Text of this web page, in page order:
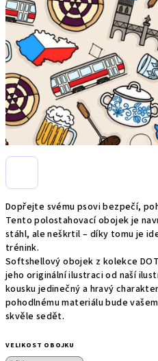
Dopřejte svému psovi bezpečí,
Tento polostahovací obojek je
stáhl, ale neškrtil – díky tomu je
trénink.
Softshellový obojek z kolekce
jeho originální ilustraci od naší
kousku jedinečný a hravý
pohodlnému materiálu bude
skvěle sedět.
VELIKOST OBOJKU